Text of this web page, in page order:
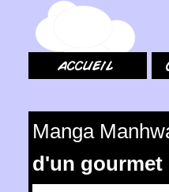
Manga
d'un gourmet